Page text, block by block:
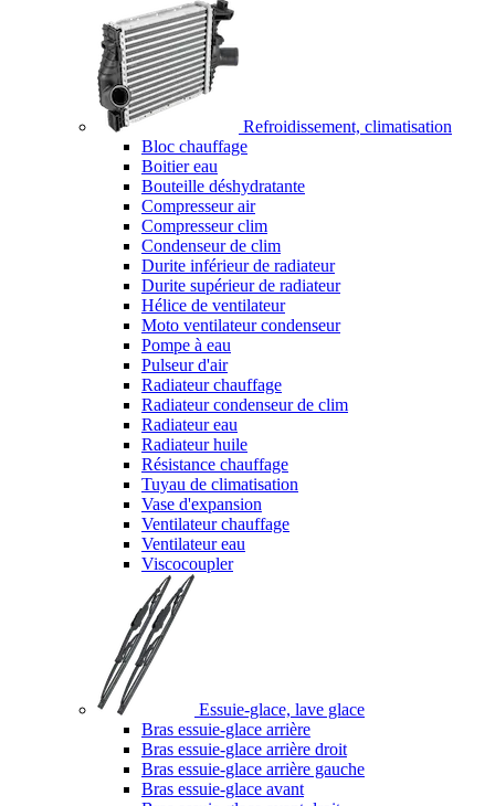
Refroidissement, climatisation
Bloc chauffage
Boitier eau
Bouteille déshydratante
Compresseur air
Compresseur clim
Condenseur de clim
Durite inférieur de radiateur
Durite supérieur de radiateur
Hélice de ventilateur
Moto ventilateur condenseur
Pompe à eau
Pulseur d'air
Radiateur chauffage
Radiateur condenseur de clim
Radiateur eau
Radiateur huile
Résistance chauffage
Tuyau de climatisation
Vase d'expansion
Ventilateur chauffage
Ventilateur eau
Viscocoupler
Essuie-glace, lave glace
Bras essuie-glace arrière
Bras essuie-glace arrière droit
Bras essuie-glace arrière gauche
Bras essuie-glace avant